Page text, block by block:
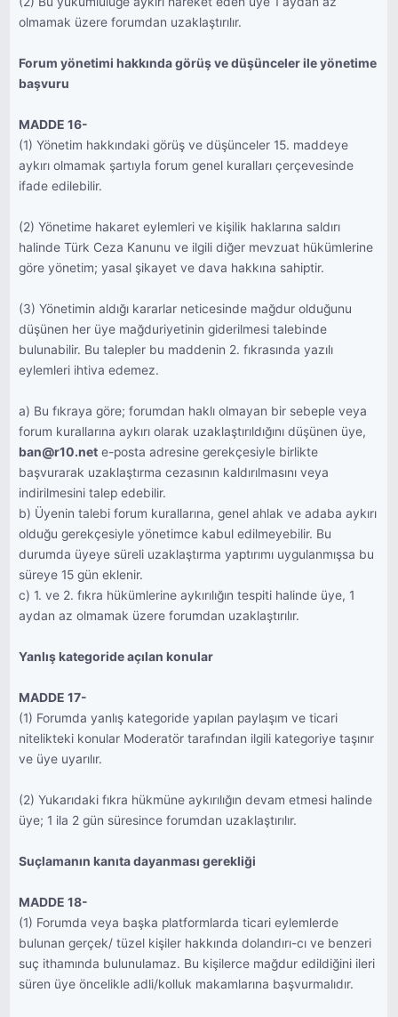
olmamak üzere forumdan uzaklaştırılır.
Forum yönetimi hakkında görüş ve düşünceler ile yönetime
başvuru
MADDE 16-
(1) Yönetim hakkındaki görüş ve düşünceler 15. maddeye
aykırı olmamak şartıyla forum genel kuralları çerçevesinde
ifade edilebilir.
(2) Yönetime hakaret eylemleri ve kişilik haklarına saldırı
halinde Türk Ceza Kanunu ve ilgili diğer mevzuat hükümlerine
göre yönetim; yasal şikayet ve dava hakkına sahiptir.
(3) Yönetimin aldığı kararlar neticesinde mağdur olduğunu
düşünen her üye mağduriyetinin giderilmesi talebinde
bulunabilir. Bu talepler bu maddenin 2. fıkrasında yazılı
eylemleri ihtiva edemez.
a) Bu fıkraya göre; forumdan haklı olmayan bir sebeple veya
forum kurallarına aykırı olarak uzaklaştırıldığını düşünen üye,
ban@r10.net e-posta adresine gerekçesiyle birlikte
başvurarak uzaklaştırma cezasının kaldırılmasını veya
indirilmesini talep edebilir.
b) Üyenin talebi forum kurallarına, genel ahlak ve adaba aykırı
olduğu gerekçesiyle yönetimce kabul edilmeyebilir. Bu
durumda üyeye süreli uzaklaştırma yaptırımı uygulanmışsa bu
süreye 15 gün eklenir.
c) 1. ve 2. fıkra hükümlerine aykırılığın tespiti halinde üye, 1
aydan az olmamak üzere forumdan uzaklaştırılır.
Yanlış kategoride açılan konular
MADDE 17-
(1) Forumda yanlış kategoride yapılan paylaşım ve ticari
nitelikteki konular Moderatör tarafından ilgili kategoriye taşınır
ve üye uyarılır.
(2) Yukarıdaki fıkra hükmüne aykırılığın devam etmesi halinde
üye; 1 ila 2 gün süresince forumdan uzaklaştırılır.
Suçlamanın kanıta dayanması gerekliği
MADDE 18-
(1) Forumda veya başka platformlarda ticari eylemlerde
bulunan gerçek/ tüzel kişiler hakkında dolandırı-cı ve benzeri
suç ithamında bulunulamaz. Bu kişilerce mağdur edildiğini ileri
süren üye öncelikle adli/kolluk makamlarına başvurmalıdır.